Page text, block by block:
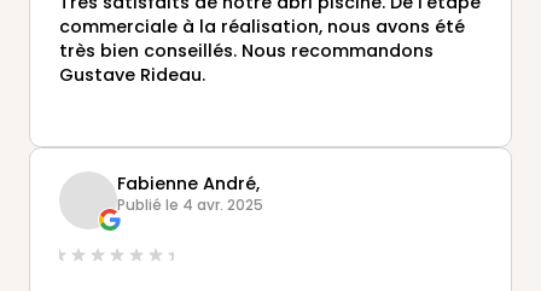
commerciale à la réalisation, nous avons été
très bien conseillés. Nous recommandons
Gustave Rideau.
Fabienne André,
Publié le 4 avr. 2025